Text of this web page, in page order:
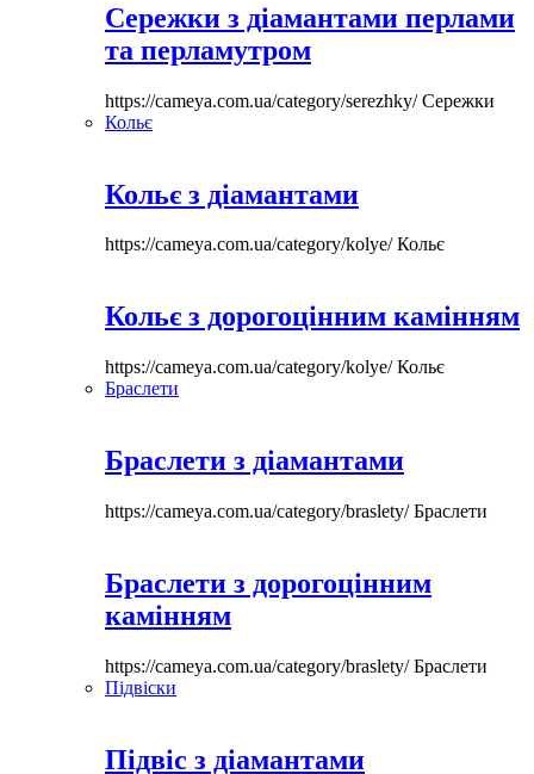
Сережки з діамантами перлами
та перламутром
https://cameya.com.ua/category/serezhky/Сережки
Кольє
Кольє з діамантами
https://cameya.com.ua/category/kolye/Кольє
Кольє з дорогоцінним камінням
https://cameya.com.ua/category/kolye/Кольє
Браслети
Браслети з діамантами
https://cameya.com.ua/category/braslety/Браслети
Браслети з дорогоцінним
камінням
https://cameya.com.ua/category/braslety/Браслети
Підвіски
Підвіс з діамантами